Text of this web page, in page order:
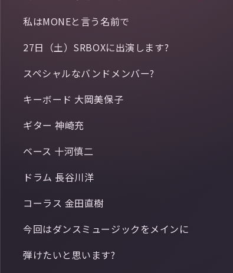
私はMONEと言う名前で
27日（土）SRBOXに出演します?
スペシャルなバンドメンバー?
キーボード 大岡美保子
ギター 神崎充
ベース 十河慎二
ドラム 長谷川洋
コーラス 金田直樹
今回はダンスミュージックをメインに
弾けたいと思います?